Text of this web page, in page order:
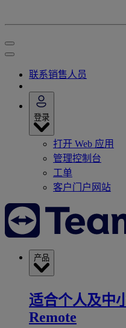
联系销售人员
登录
打开 Web 应用
管理控制台
工单
客户门户网站
产品
适合个人及中
Remote